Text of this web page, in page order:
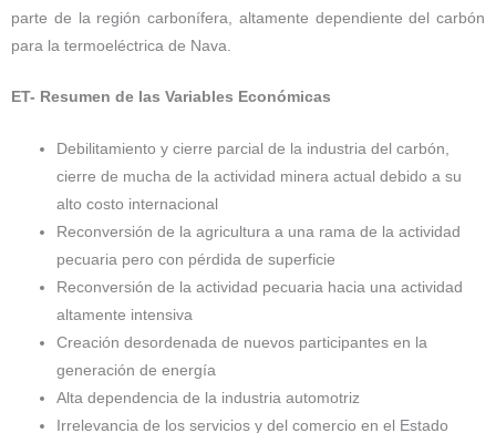
parte de la región carbonífera, altamente dependiente del carbón
para la termoeléctrica de Nava.
ET- Resumen de las Variables Económicas
Debilitamiento y cierre parcial de la industria del carbón,
cierre de mucha de la actividad minera actual debido a su
alto costo internacional
Reconversión de la agricultura a una rama de la actividad
pecuaria pero con pérdida de superficie
Reconversión de la actividad pecuaria hacia una actividad
altamente intensiva
Creación desordenada de nuevos participantes en la
generación de energía
Alta dependencia de la industria automotriz
Irrelevancia de los servicios y del comercio en el Estado